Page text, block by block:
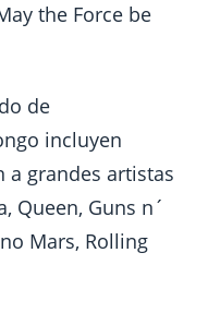
the Force be
de
incluyen
a grandes artistas
Queen, Guns n´
Mars, Rolling